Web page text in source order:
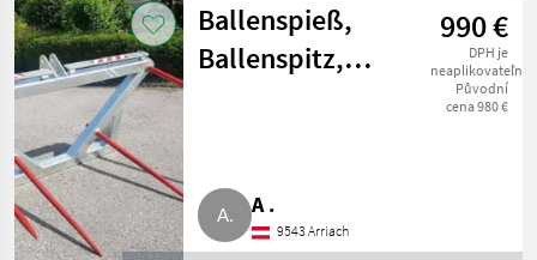
Ballenspieß,
Ballenspitz,
990 €
DPH je
neaplikovateľné
Původní
cena 980 €
A .
9543 Arriach